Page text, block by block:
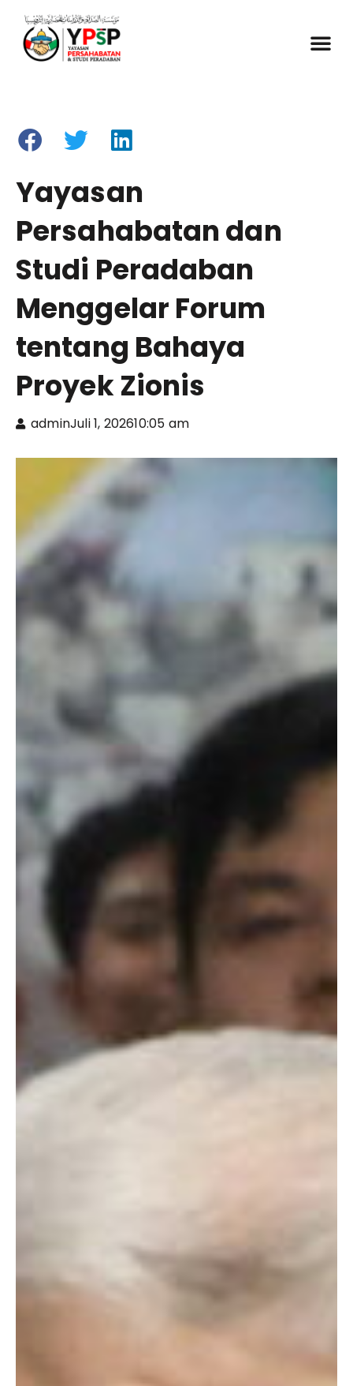
Yayasan
Persahabatan dan
Studi Peradaban
Menggelar Forum
tentang Bahaya
Proyek Zionis
adminJuli 1, 202610:05 am